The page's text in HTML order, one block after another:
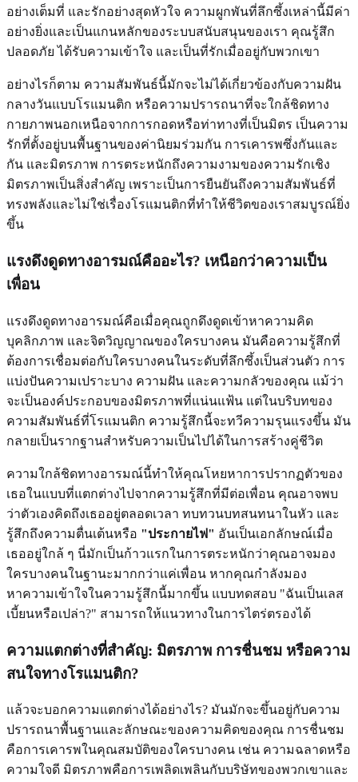
อย่างเต็มที่ และรักอย่างสุดหัวใจ ความผูกพันที่ลึกซึ้งเหล่านี้มีค่า
อย่างยิ่งและเป็นแกนหลักของระบบสนับสนุนของเรา คุณรู้สึก
ปลอดภัย ได้รับความเข้าใจ และเป็นที่รักเมื่ออยู่กับพวกเขา
อย่างไรก็ตาม ความสัมพันธ์นี้มักจะไม่ได้เกี่ยวข้องกับความฝัน
กลางวันแบบโรแมนติก หรือความปรารถนาที่จะใกล้ชิดทาง
กายภาพนอกเหนือจากการกอดหรือท่าทางที่เป็นมิตร เป็นความ
รักที่ตั้งอยู่บนพื้นฐานของค่านิยมร่วมกัน การเคารพซึ่งกันและ
กัน และมิตรภาพ การตระหนักถึงความงามของความรักเชิง
มิตรภาพเป็นสิ่งสำคัญ เพราะเป็นการยืนยันถึงความสัมพันธ์ที่
ทรงพลังและไม่ใช่เรื่องโรแมนติกที่ทำให้ชีวิตของเราสมบูรณ์ยิ่ง
ขึ้น
แรงดึงดูดทางอารมณ์คืออะไร? เหนือกว่าความเป็น
เพื่อน
แรงดึงดูดทางอารมณ์คือเมื่อคุณถูกดึงดูดเข้าหาความคิด
บุคลิกภาพ และจิตวิญญาณของใครบางคน มันคือความรู้สึกที่
ต้องการเชื่อมต่อกับใครบางคนในระดับที่ลึกซึ้งเป็นส่วนตัว การ
แบ่งปันความเปราะบาง ความฝัน และความกลัวของคุณ แม้ว่า
จะเป็นองค์ประกอบของมิตรภาพที่แน่นแฟ้น แต่ในบริบทของ
ความสัมพันธ์ที่โรแมนติก ความรู้สึกนี้จะทวีความรุนแรงขึ้น มัน
กลายเป็นรากฐานสำหรับความเป็นไปได้ในการสร้างคู่ชีวิต
ความใกล้ชิดทางอารมณ์นี้ทำให้คุณโหยหาการปรากฏตัวของ
เธอในแบบที่แตกต่างไปจากความรู้สึกที่มีต่อเพื่อน คุณอาจพบ
ว่าตัวเองคิดถึงเธออยู่ตลอดเวลา ทบทวนบทสนทนาในหัว และ
รู้สึกถึงความตื่นเต้นหรือ "ประกายไฟ" อันเป็นเอกลักษณ์เมื่อ
เธออยู่ใกล้ ๆ นี่มักเป็นก้าวแรกในการตระหนักว่าคุณอาจมอง
ใครบางคนในฐานะมากกว่าแค่เพื่อน หากคุณกำลังมอง
หาความเข้าใจในความรู้สึกนี้มากขึ้น แบบทดสอบ "ฉันเป็นเลส
เบี้ยนหรือเปล่า?" สามารถให้แนวทางในการไตร่ตรองได้
ความแตกต่างที่สำคัญ: มิตรภาพ การชื่นชม หรือความ
สนใจทางโรแมนติก?
แล้วจะบอกความแตกต่างได้อย่างไร? มันมักจะขึ้นอยู่กับความ
ปรารถนาพื้นฐานและลักษณะของความคิดของคุณ การชื่นชม
คือการเคารพในคุณสมบัติของใครบางคน เช่น ความฉลาดหรือ
ความใจดี มิตรภาพคือการเพลิดเพลินกับบริษัทของพวกเขาและ